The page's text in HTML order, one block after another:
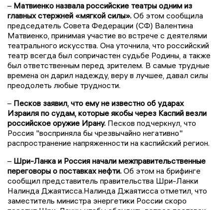
– Матвиенко назвала российские театры одним из
главных стержней «мягкой силы». Об этом сообщила
председатель Совета Федерации (СФ) Валентина
Матвиенко, принимая участие во встрече с деятелями
театрального искусства. Она уточнила, что российский
театр всегда был сопричастен судьбе Родины, а также
был ответственным перед зрителем. В самые трудные
времена он дарил надежду, веру в лучшее, давал силы
преодолеть любые трудности.
– Песков заявил, что ему не известно об ударах
Израиля по судам, которые якобы через Каспий везли
российское оружие Ирану. Песков подчеркнул, что
Россия "восприняла бы чрезвычайно негативно"
распространение напряженности на каспийский регион.
– Шри-Ланка и Россия начали межправительственные
переговоры о поставках нефти. Об этом на брифинге
сообщил представитель правительства Шри-Ланки
Налинда Джаятисса.Налинда Джаятисса отметил, что
заместитель министра энергетики России скоро